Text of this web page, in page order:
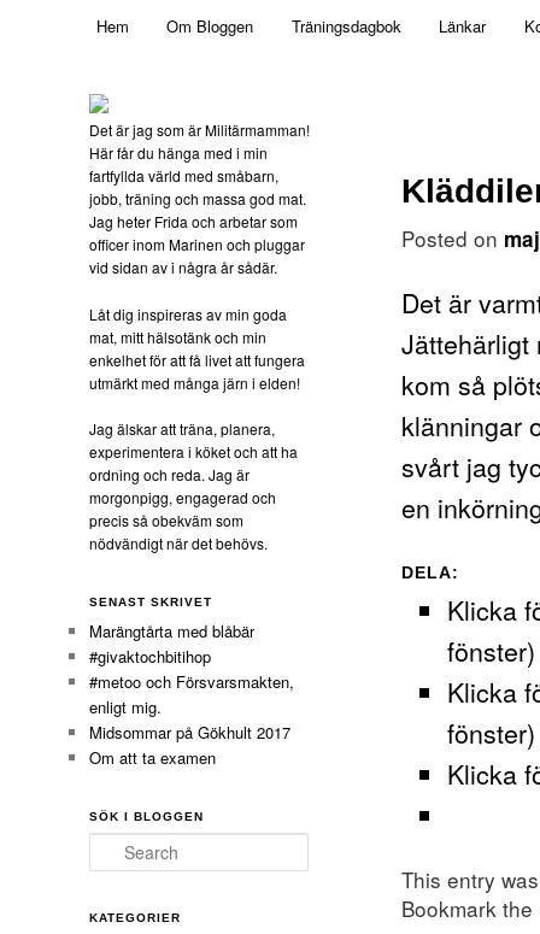
Militärmamman
Skip to primary content
Hem Om Bloggen Träningsdagbok Länkar
Posted on
Det är
Jättehärligt
kom så
klänningar
svårt jag
en
DELA:
Klicka
fönster)
Klicka
fönster)
Klicka
This entry
Bookmark the
Det är jag som är Militärmamman!
Här får du hänga med i min
fartfyllda värld med småbarn,
jobb, träning och massa god mat.
Jag heter Frida och arbetar som
officer inom Marinen och pluggar
vid sidan av i några år sådär.
Låt dig inspireras av min goda
mat, mitt hälsotänk och min
enkelhet för att få livet att fungera
utmärkt med många järn i elden!
Jag älskar att träna, planera,
experimentera i köket och att ha
ordning och reda. Jag är
morgonpigg, engagerad och
precis så obekväm som
nödvändigt när det behövs.
SENAST SKRIVET
Marängtårta med blåbär
#givaktochbitihop
#metoo och Försvarsmakten,
enligt mig.
Midsommar på Gökhult 2017
Om att ta examen
SÖK I BLOGGEN
Search
KATEGORIER